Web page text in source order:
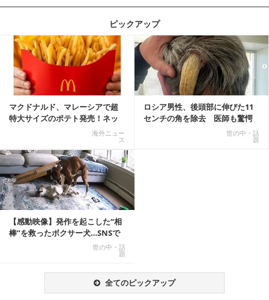
ピックアップ
マクドナルド、マレーシアで超
特大サイズのポテト発売！ネッ
海外ニュー
ス
ロシア男性、後頭部に伸びた11
センチの角を除去 医師も驚愕
世の中・話
題
記事を読む
【感動映像】発作を起こした“相
棒”を救ったボクサー犬…SNSで
世の中・話
題
全てのピックアップ